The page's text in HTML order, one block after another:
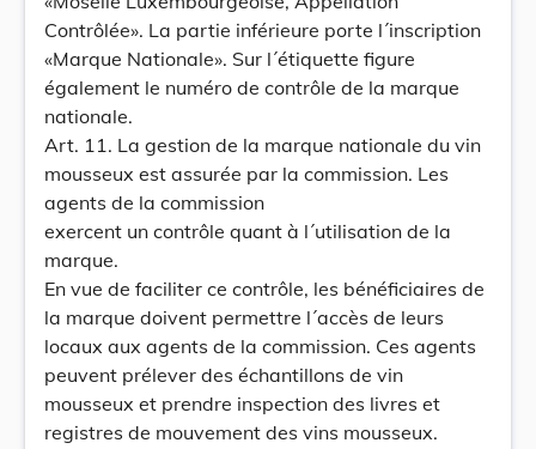
Contrôlée». La partie inférieure porte l´inscription
«Marque Nationale». Sur l´étiquette figure
également le numéro de contrôle de la marque
nationale.
Art. 11. La gestion de la marque nationale du vin
mousseux est assurée par la commission. Les
agents de la commission
exercent un contrôle quant à l´utilisation de la
marque.
En vue de faciliter ce contrôle, les bénéficiaires de
la marque doivent permettre l´accès de leurs
locaux aux agents de la commission. Ces agents
peuvent prélever des échantillons de vin
mousseux et prendre inspection des livres et
registres de mouvement des vins mousseux.